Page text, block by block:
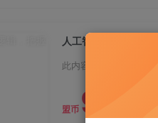
人工智能2.0商业化
此内容为付费阅读，请
盟币 9.9